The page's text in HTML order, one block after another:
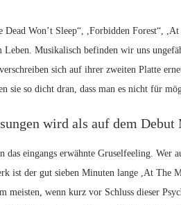
Won’t Sleep“, ,Forbidden Forest“,
Musikalisch befinden wir uns
verschreiben sich auf ihrer zweiten Platte
so dicht dran, dass man es nicht für
wird als auf dem
das eingangs erwähnte Gruselfeeling.
ist der gut sieben Minuten lange ,At The
meisten, wenn kurz vor Schluss dieser